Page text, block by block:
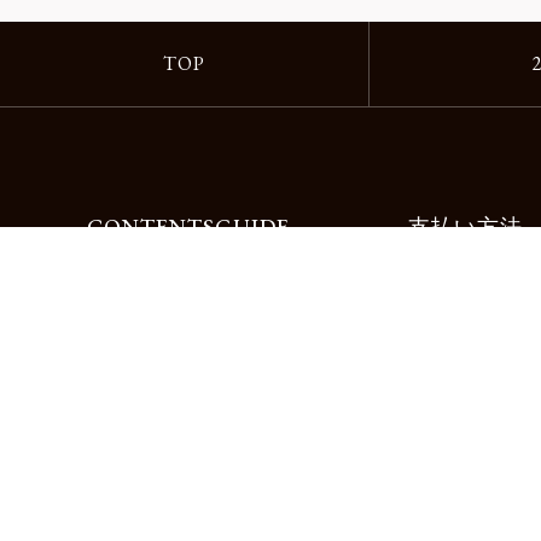
TOP
CONTENTSGUIDE 支払い方法